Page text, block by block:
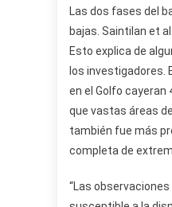
Las dos fases del
bajas. Saintilan et
Esto explica de
los investigadores.
en el Golfo cayeran
que vastas áreas
también fue más
completa de
“Las